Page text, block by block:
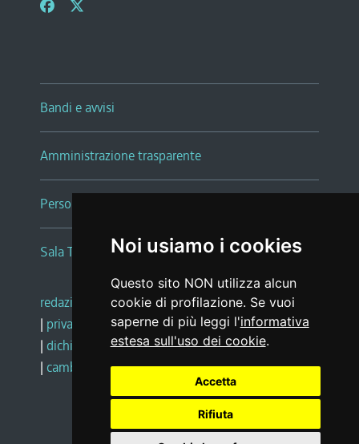
Noi usiamo i cookies
Questo sito NON utilizza alcun
cookie di profilazione. Se vuoi
saperne di più leggi l'informativa
estesa sull'uso dei cookie.
Accetta
Rifiuta
Bandi e avvisi
Amministrazione trasparente
Persone e Uffici
Sala Tiziano Tessitori
redazione web |note legali |glossario
| privacy
social media policy
| dichiarazione di accessibilità |feedback
| cambio preferenze cookie
Realizzato da